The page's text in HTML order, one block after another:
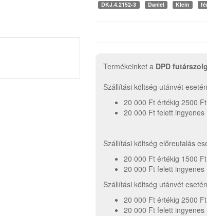
DKJ.4.2152-3 Daniel Klein
Termékeinket a DPD
Szállítási költség utánvét esetén
20 000 Ft értékig 2500 Ft
20 000 Ft felett ingyenes
Szállítási költség előreutalás
20 000 Ft értékig 1500 Ft
20 000 Ft felett ingyenes
Szállítási költség utánvét esetén
20 000 Ft értékig 2500 Ft
20 000 Ft felett ingyenes